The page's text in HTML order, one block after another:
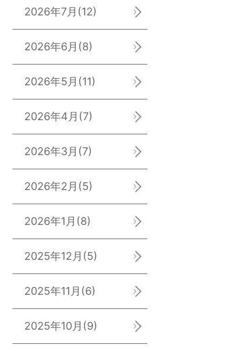
2026年7月 (12)
2026年6月 (8)
2026年5月 (11)
2026年4月 (7)
2026年3月 (7)
2026年2月 (5)
2026年1月 (8)
2025年12月 (5)
2025年11月 (6)
2025年10月 (9)